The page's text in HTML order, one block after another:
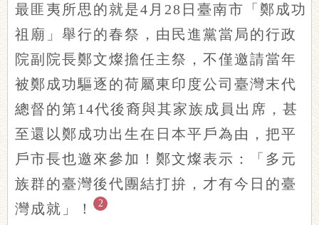
最匪夷所思的就是4月28日臺南市「鄭成功
祖廟」舉行的春祭，由民進黨當局的行政
院副院長鄭文燦擔任主祭，不僅邀請當年
被鄭成功驅逐的荷屬東印度公司臺灣末代
總督的第14代後裔與其家族成員出席，甚
至還以鄭成功出生在日本平戶為由，把平
戶市長也邀來參加！鄭文燦表示：「多元
族群的臺灣後代團結打拚，才有今日的臺
灣成就」！
2